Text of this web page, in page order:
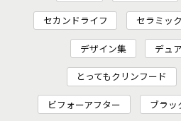
セカンドライフ セラミック
デザイン集 デュ
とってもクリンフード
ビフォーアフター ブラッ